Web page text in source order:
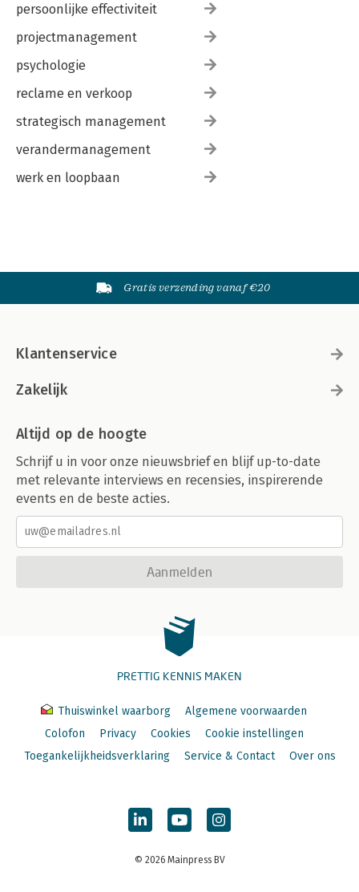
persoonlijke effectiviteit
projectmanagement
psychologie
reclame en verkoop
strategisch management
verandermanagement
werk en loopbaan
Gratis verzending vanaf €20
Klantenservice
Zakelijk
Altijd op de hoogte
Schrijf u in voor onze nieuwsbrief en blijf up-to-date
met relevante interviews en recensies, inspirerende
events en de beste acties.
Aanmelden
PRETTIG KENNIS MAKEN
Thuiswinkel waarborg
Algemene voorwaarden
Colofon
Privacy Cookies
Cookie instellingen
Toegankelijkheidsverklaring
Service & Contact Over ons
© 2026 Mainpress BV